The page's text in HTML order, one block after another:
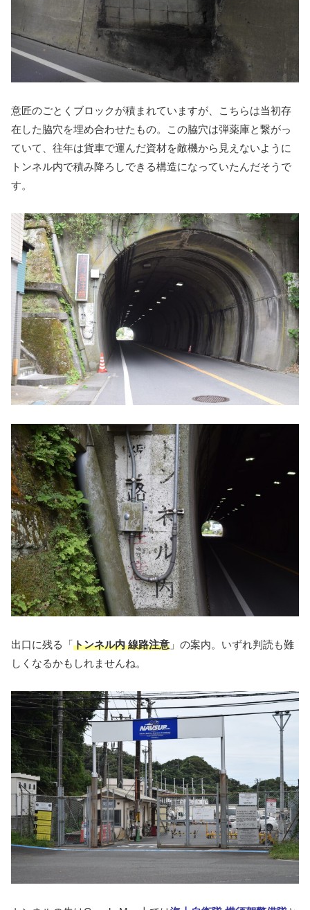
意匠のごとくブロックが積まれていますが、こちらは当初存
在した脇穴を埋め合わせたもの。この脇穴は弾薬庫と繋がっ
ていて、往年は貨車で運んだ資材を敵機から見えないように
トンネル内で積み降ろしできる構造になっていたんだそうで
す。
出口に残る「トンネル内 線路注意 」の案内。いずれ判読も難
しくなるかもしれませんね。